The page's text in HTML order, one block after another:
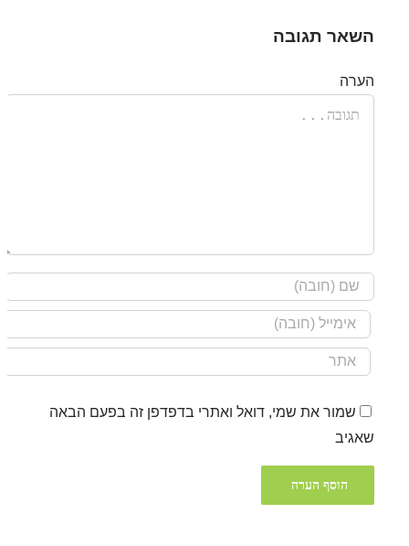
השאר תגובה
הערה
שמור את שמי, דואל ואתרי בדפדפן זה בפעם הבאה
שאגיב